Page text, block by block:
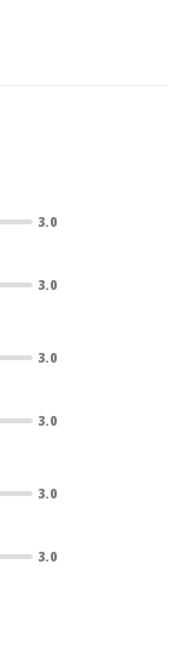
3.0
3.0
3.0
3.0
3.0
3.0